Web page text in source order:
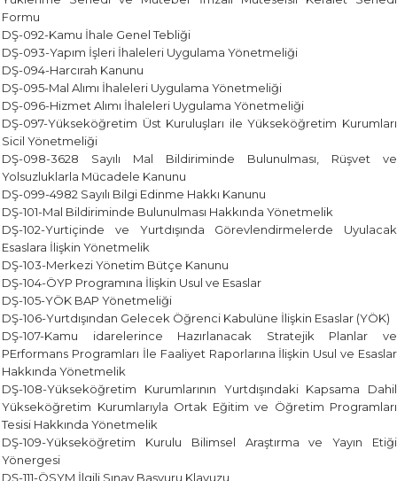
Formu
DŞ-092-Kamu İhale Genel Tebliği
DŞ-093-Yapım İşleri İhaleleri Uygulama Yönetmeliği
DŞ-094-Harcırah Kanunu
DŞ-095-Mal Alımı İhaleleri Uygulama Yönetmeliği
DŞ-096-Hizmet Alımı İhaleleri Uygulama Yönetmeliği
DŞ-097-Yükseköğretim Üst Kuruluşları ile Yükseköğretim Kurumları
Sicil Yönetmeliği
DŞ-098-3628 Sayılı Mal Bildiriminde Bulunulması, Rüşvet ve
Yolsuzluklarla Mücadele Kanunu
DŞ-099-4982 Sayılı Bilgi Edinme Hakkı Kanunu
DŞ-101-Mal Bildiriminde Bulunulması Hakkında Yönetmelik
DŞ-102-Yurtiçinde ve Yurtdışında Görevlendirmelerde Uyulacak
Esaslara İlişkin Yönetmelik
DŞ-103-Merkezi Yönetim Bütçe Kanunu
DŞ-104-ÖYP Programına İlişkin Usul ve Esaslar
DŞ-105-YÖK BAP Yönetmeliği
DŞ-106-Yurtdışından Gelecek Öğrenci Kabulüne İlişkin Esaslar (YÖK)
DŞ-107-Kamu idarelerince Hazırlanacak Stratejik Planlar ve
PErformans Programları İle Faaliyet Raporlarına İlişkin Usul ve Esaslar
Hakkında Yönetmelik
DŞ-108-Yükseköğretim Kurumlarının Yurtdışındaki Kapsama Dahil
Yükseköğretim Kurumlarıyla Ortak Eğitim ve Öğretim Programları
Tesisi Hakkında Yönetmelik
DŞ-109-Yükseköğretim Kurulu Bilimsel Araştırma ve Yayın Etiği
Yönergesi
DŞ-111-ÖSYM İlgili Sınav Başvuru Klavuzu